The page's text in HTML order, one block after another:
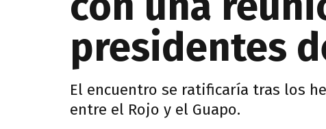
presidentes
El encuentro se ratificaría tras los
entre el Rojo y el Guapo.